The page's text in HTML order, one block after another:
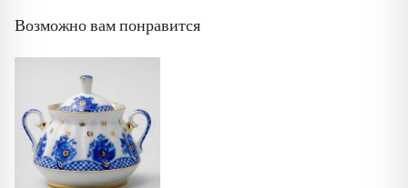
Возможно вам понравится